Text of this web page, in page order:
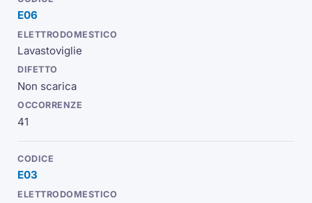
E06
Lavastoviglie
Non scarica
41
E03